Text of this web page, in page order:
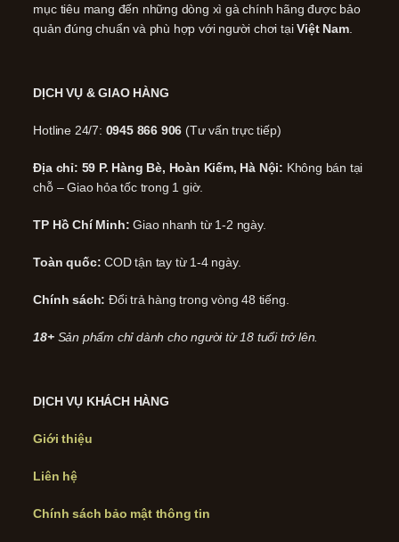
mục tiêu mang đến những dòng xì gà chính hãng được bảo
quản đúng chuẩn và phù hợp với người chơi tạiViệt Nam.
DỊCH VỤ & GIAO HÀNG
Hotline 24/7: 0945 866 906 (Tư vấn trực tiếp)
Địa chỉ: 59 P. Hàng Bè, Hoàn Kiếm, Hà Nội: Không bán tại
chỗ – Giao hỏa tốc trong 1 giờ.
TP Hồ Chí Minh: Giao nhanh từ 1-2 ngày.
Toàn quốc: COD tận tay từ 1-4 ngày.
Chính sách: Đổi trả hàng trong vòng 48 tiếng.
18+ Sản phẩm chỉ dành cho người từ 18 tuổi trở lên.
DỊCH VỤ KHÁCH HÀNG
Giới thiệu
Liên hệ
Chính sách bảo mật thông tin